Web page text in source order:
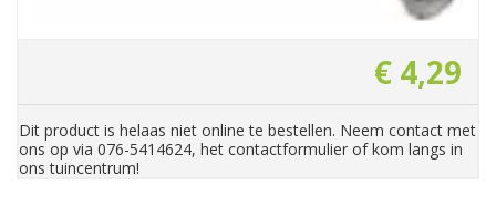
€ 4,29
Dit product is helaas niet online te bestellen. Neem contact met
ons op via 076-5414624, het contactformulier of kom langs in
ons tuincentrum!